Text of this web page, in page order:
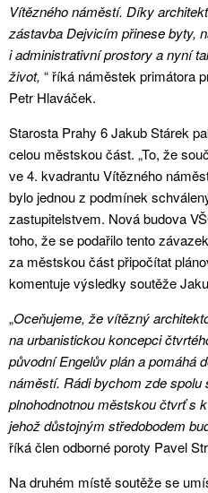
Vítězného náměstí. Díky
zástavba Dejvicím přinese byty,
i administrativní prostory a nyní
život, “ říká náměstek primátora
Petr Hlaváček.
Starosta Prahy 6 Jakub Stárek
celou městskou část. „To, že
ve 4. kvadrantu Vítězného
bylo jednou z podmínek
zastupitelstvem. Nová budova
toho, že se podařilo tento
za městskou část připočítat
komentuje výsledky soutěže
„Oceňujeme, že vítězný
na urbanistickou koncepci
původní Engelův plán a pomáhá
náměstí. Rádi bychom zde
plnohodnotnou městskou čtvrť s
jehož důstojným středobodem
říká člen odborné poroty Pavel
Na druhém místě soutěže se